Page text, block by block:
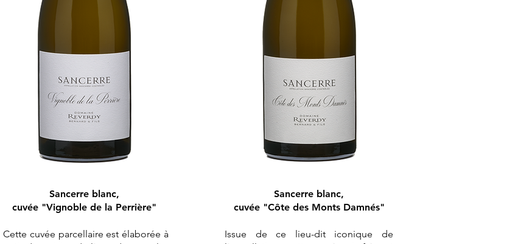
Sancerre blanc,
cuvée "Vignoble de la Perrière"
Cette cuvée parcellaire est élaborée à
Sancerre blanc,
cuvée "Côte des Monts Damnés"
Issue de ce lieu-dit iconique de